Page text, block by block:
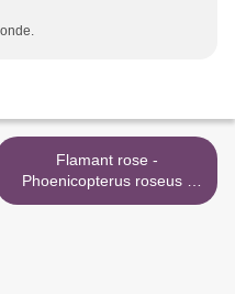
Flamant rose -
Phoenicopterus roseus -
Greater Flamingo >